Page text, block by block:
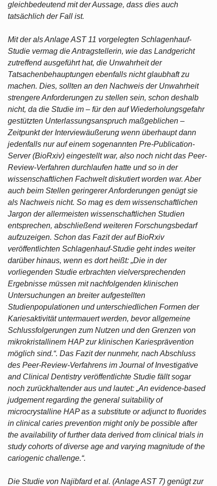
gleichbedeutend mit der Aussage, dass dies auch
tatsächlich der Fall ist.
Mit der als Anlage AST 11 vorgelegten Schlagenhauf-
Studie vermag die Antragstellerin, wie das Landgericht
zutreffend ausgeführt hat, die Unwahrheit der
Tatsachenbehauptungen ebenfalls nicht glaubhaft zu
machen. Dies, sollten an den Nachweis der Unwahrheit
strengere Anforderungen zu stellen sein, schon deshalb
nicht, da die Studie im – für den auf Wiederholungsgefahr
gestützten Unterlassungsanspruch maßgeblichen –
Zeitpunkt der Interviewäußerung wenn überhaupt dann
jedenfalls nur auf einem sogenannten Pre-Publication-
Server (BioRxiv) eingestellt war, also noch nicht das Peer-
Review-Verfahren durchlaufen hatte und so in der
wissenschaftlichen Fachwelt diskutiert worden war. Aber
auch beim Stellen geringerer Anforderungen genügt sie
als Nachweis nicht. So mag es dem wissenschaftlichen
Jargon der allermeisten wissenschaftlichen Studien
entsprechen, abschließend weiteren Forschungsbedarf
aufzuzeigen. Schon das Fazit der auf BioRxiv
veröffentlichten Schlagenhauf-Studie geht indes weiter
darüber hinaus, wenn es dort heißt: „Die in der
vorliegenden Studie erbrachten vielversprechenden
Ergebnisse müssen mit nachfolgenden klinischen
Untersuchungen an breiter aufgestellten
Studienpopulationen und unterschiedlichen Formen der
Kariesaktivität untermauert werden, bevor allgemeine
Schlussfolgerungen zum Nutzen und den Grenzen von
mikrokristallinem HAP zur klinischen Kariesprävention
möglich sind.“. Das Fazit der nunmehr, nach Abschluss
des Peer-Review-Verfahrens im Journal of Investigative
and Clinical Dentistry veröffentlichte Studie fällt sogar
noch zurückhaltender aus und lautet: „An evidence-based
judgement regarding the general suitability of
microcrystalline HAP as a substitute or adjunct to fluorides
in clinical caries prevention might only be possible after
the availability of further data derived from clinical trials in
study cohorts of diverse age and varying magnitude of the
cariogenic challenge.“.
Die Studie von Najibfard et al. (Anlage AST 7) genügt zur